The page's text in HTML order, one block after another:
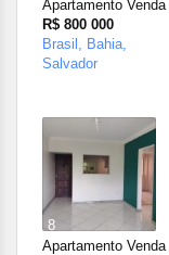
Apartamento Venda
R$ 800 000
Brasil, Bahia,
Salvador
8
Apartamento Venda